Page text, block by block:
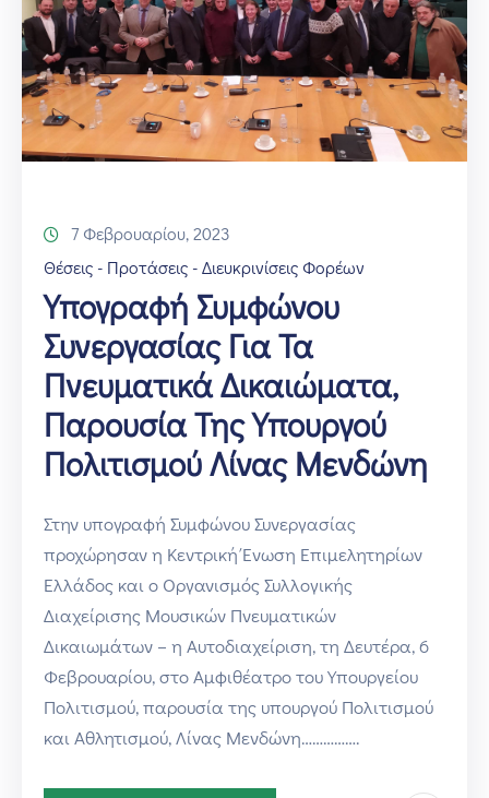
7 Φεβρουαρίου, 2023
Θέσεις - Προτάσεις - Διευκρινίσεις Φορέων
Υπογραφή Συμφώνου
Συνεργασίας Για Τα
Πνευματικά Δικαιώματα,
Παρουσία Της Υπουργού
Πολιτισμού Λίνας Μενδώνη
Στην υπογραφή Συμφώνου Συνεργασίας
προχώρησαν η Κεντρική Ένωση Επιμελητηρίων
Ελλάδος και ο Οργανισμός Συλλογικής
Διαχείρισης Μουσικών Πνευματικών
Δικαιωμάτων – η Αυτοδιαχείριση, τη Δευτέρα, 6
Φεβρουαρίου, στο Αμφιθέατρο του Υπουργείου
Πολιτισμού, παρουσία της υπουργού Πολιτισμού
και Αθλητισμού, Λίνας Μενδώνη…………….